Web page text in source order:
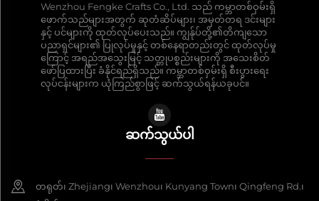
Wenzhou Fengke Crafts Co., Ltd. သည် ကမ္ဘာတစ်ဝှမ်းရှိ
ဖောက်သည်များအတွက် ဆုတံဆိပ်များ၊ အမှတ်တရ ဒင်းများ
နှင့် ပင်များကို ထုတ်လုပ်ပေးသည်။ ကျွန်ုပ်တို့၏တိကျသော
ပညာရှင်များ၏ ပြုလုပ်မှုနှင့် တစ်နေရာတည်းတွင် ထုတ်လုပ်မှု
ကြောင့် အရည်အသွေးမြင့် သတ္တုပစ္စည်းများကို အသေးစိတ်
ဖော်ပြထားပြီး ခံနိုင်ရည်ရှိသည်။ ကမ္ဘာတစ်ဝှမ်းရှိ စီးပွားရေး
လုပ်ငန်းများက ယုံကြည်စွာဖြင့် ဆက်သွယ်ရန်ယခုပင်။
ဆက်သွယ်ပါ
တရုတ်၊ Zhejiang၊ Wenzhou၊ Kunyang Town၊ Qingfeng Rd.၊